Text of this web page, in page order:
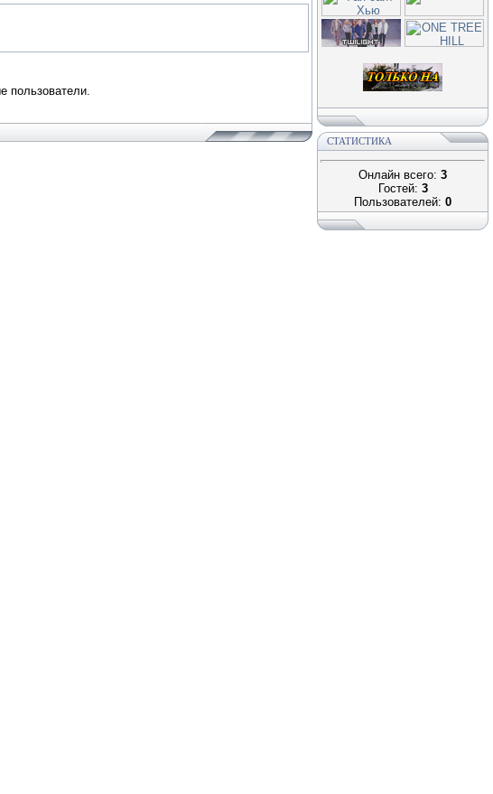
пользователи.
СТАТИСТИКА
Онлайн всего: 3
Гостей: 3
Пользователей: 0